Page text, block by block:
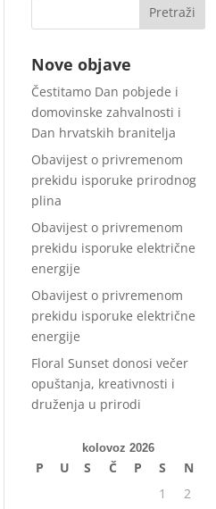
Nove objave
Čestitamo Dan pobjede i
domovinske zahvalnosti i
Dan hrvatskih branitelja
Obavijest o privremenom
prekidu isporuke prirodnog
plina
Obavijest o privremenom
prekidu isporuke električne
energije
Obavijest o privremenom
prekidu isporuke električne
energije
Floral Sunset donosi večer
opuštanja, kreativnosti i
druženja u prirodi
kolovoz 2026
P U S Č P S
N
1
2